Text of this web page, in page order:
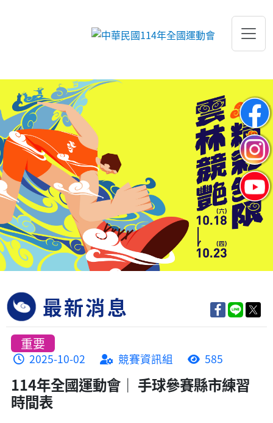
跳到主要內容
最新消息
重要
2025-10-02 競賽資訊組 585
114年全國運動會｜ 手球參賽縣市練習
時間表